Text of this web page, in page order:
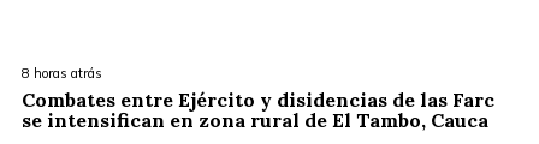
8 horas atrás
Combates entre Ejército y disidencias de las Farc
se intensifican en zona rural de El Tambo, Cauca